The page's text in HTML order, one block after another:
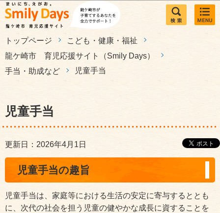
このページの本文へ移動
トップページ
こども・健康・福祉
龍ケ崎市 育児応援サイト（Smily Days）
手当・助成など
児童手当
児童手当
更新日：2026年4月1日
児童手当の趣旨
児童手当は、家庭等における生活の安定に寄与するととも
に、次代の社会を担う児童の健やかな成長に資することを